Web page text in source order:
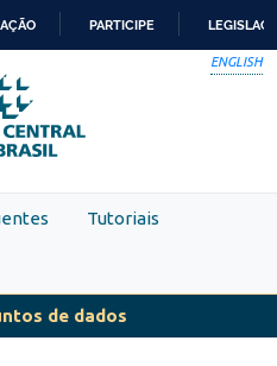
PARA
O
CONTEÚDO
PARTICIPE
ENGLISH
Tutoriais
de dados